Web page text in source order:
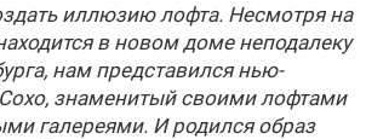
иллюзию лофта. Несмотря на
в новом доме неподалеку
нам представился нью-
знаменитый своими лофтами
галереями. И родился образ